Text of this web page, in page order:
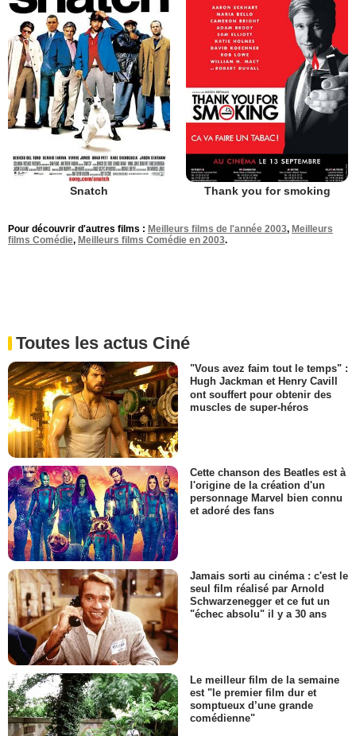
Snatch Thank you for smoking
Pour découvrir d'autres films : Meilleurs films de l'année 2003, Meilleurs
films Comédie, Meilleurs films Comédie en 2003.
Toutes les actus Ciné
"Vous avez faim tout le temps" :
Hugh Jackman et Henry Cavill
ont souffert pour obtenir des
muscles de super-héros
Cette chanson des Beatles est à
l'origine de la création d'un
personnage Marvel bien connu
et adoré des fans
Jamais sorti au cinéma : c'est le
seul film réalisé par Arnold
Schwarzenegger et ce fut un
"échec absolu" il y a 30 ans
Le meilleur film de la semaine
est "le premier film dur et
somptueux d’une grande
comédienne"